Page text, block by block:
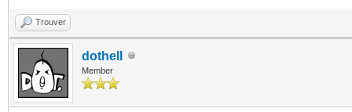
Trouver
dothell
Member